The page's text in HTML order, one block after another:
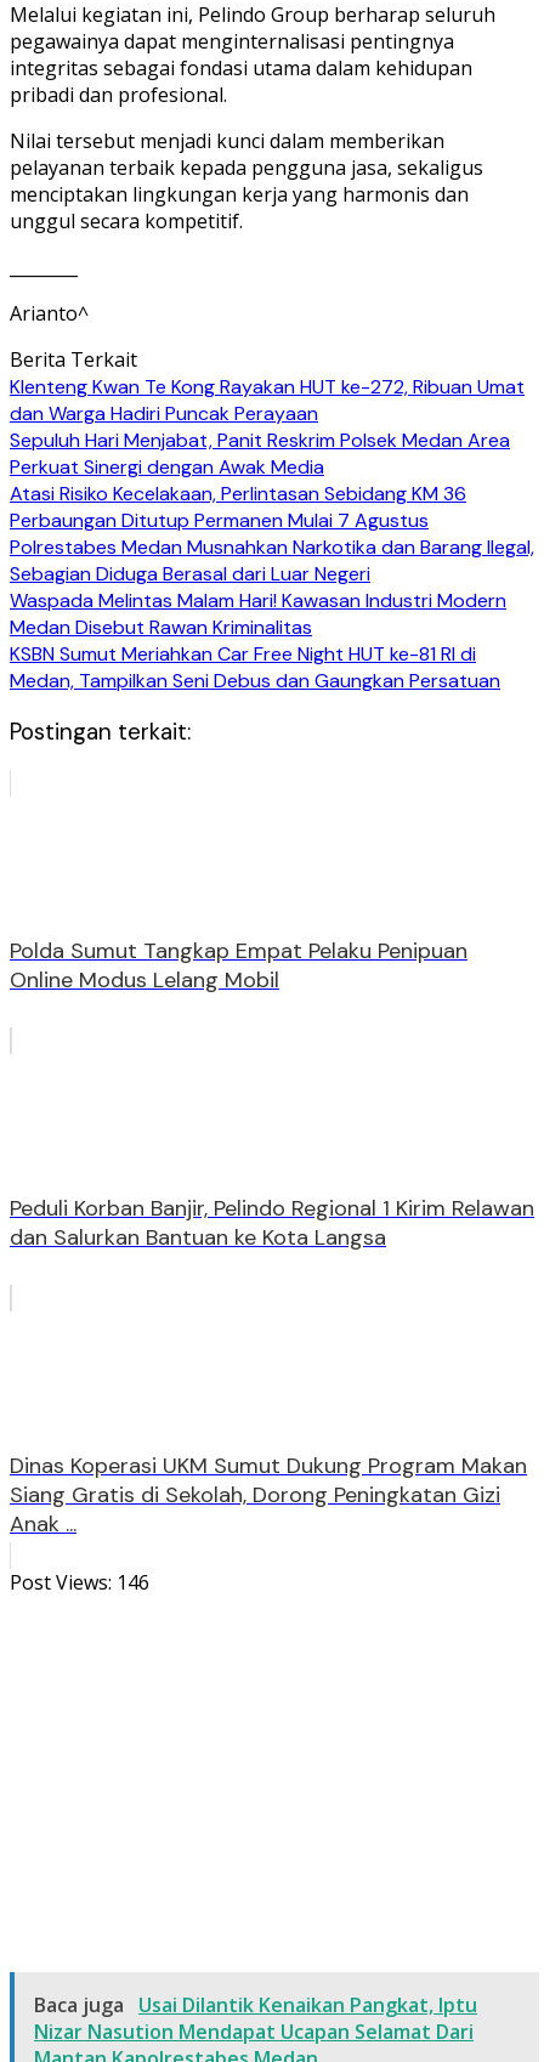
Melalui kegiatan ini, Pelindo Group berharap seluruh
pegawainya dapat menginternalisasi pentingnya
integritas sebagai fondasi utama dalam kehidupan
pribadi dan profesional.
Nilai tersebut menjadi kunci dalam memberikan
pelayanan terbaik kepada pengguna jasa, sekaligus
menciptakan lingkungan kerja yang harmonis dan
unggul secara kompetitif.
Arianto^
Berita Terkait
Klenteng Kwan Te Kong Rayakan HUT ke-272, Ribuan Umat
dan Warga Hadiri Puncak Perayaan
Sepuluh Hari Menjabat, Panit Reskrim Polsek Medan Area
Perkuat Sinergi dengan Awak Media
Atasi Risiko Kecelakaan, Perlintasan Sebidang KM 36
Perbaungan Ditutup Permanen Mulai 7 Agustus
Polrestabes Medan Musnahkan Narkotika dan Barang Ilegal,
Sebagian Diduga Berasal dari Luar Negeri
Waspada Melintas Malam Hari! Kawasan Industri Modern
Medan Disebut Rawan Kriminalitas
KSBN Sumut Meriahkan Car Free Night HUT ke-81 RI di
Medan, Tampilkan Seni Debus dan Gaungkan Persatuan
Postingan terkait:
Polda Sumut Tangkap Empat Pelaku Penipuan
Online Modus Lelang Mobil
Peduli Korban Banjir, Pelindo Regional 1 Kirim Relawan
dan Salurkan Bantuan ke Kota Langsa
Dinas Koperasi UKM Sumut Dukung Program Makan
Siang Gratis di Sekolah, Dorong Peningkatan Gizi
Anak ...
Post Views: 146
Baca juga
Usai Dilantik Kenaikan Pangkat, Iptu
Nizar Nasution Mendapat Ucapan Selamat Dari